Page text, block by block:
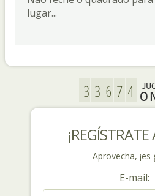
Idioma del sitio
lugar...
Aprovecha, ¡es
E-mail: